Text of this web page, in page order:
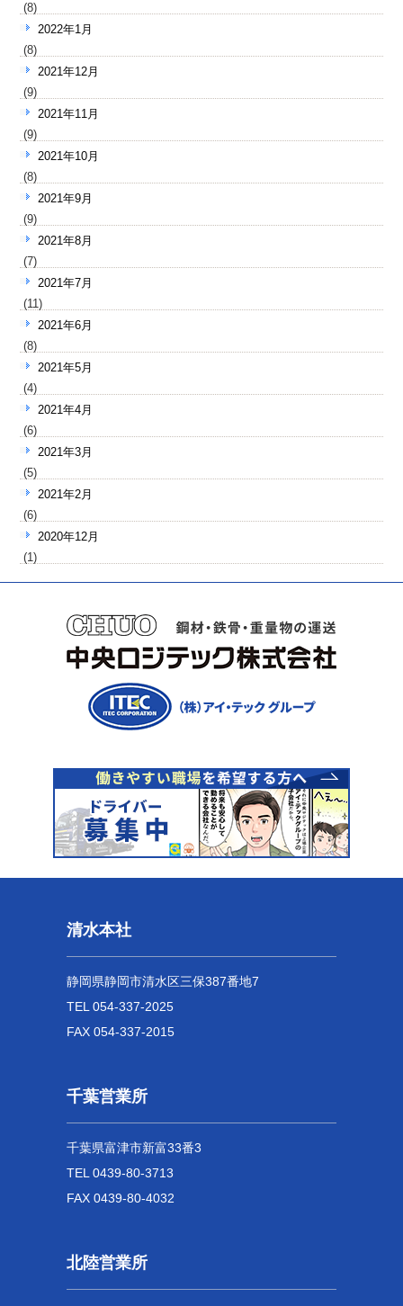
(8)
2022年1月
(8)
2021年12月
(9)
2021年11月
(9)
2021年10月
(8)
2021年9月
(9)
2021年8月
(7)
2021年7月
(11)
2021年6月
(8)
2021年5月
(4)
2021年4月
(6)
2021年3月
(5)
2021年2月
(6)
2020年12月
(1)
清水本社
静岡県静岡市清水区三保387番地7
TEL 054-337-2025
FAX 054-337-2015
千葉営業所
千葉県富津市新富33番3
TEL 0439-80-3713
FAX 0439-80-4032
北陸営業所